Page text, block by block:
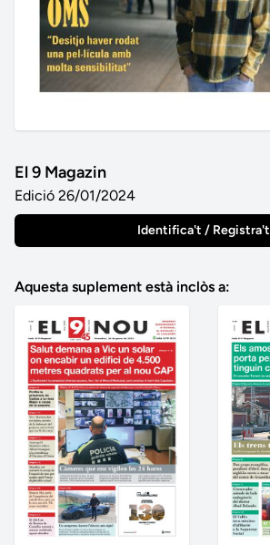
El 9 Magazin
Edició 26/01/2024
Identifica't / Registra't
Aquesta suplement està inclòs a: